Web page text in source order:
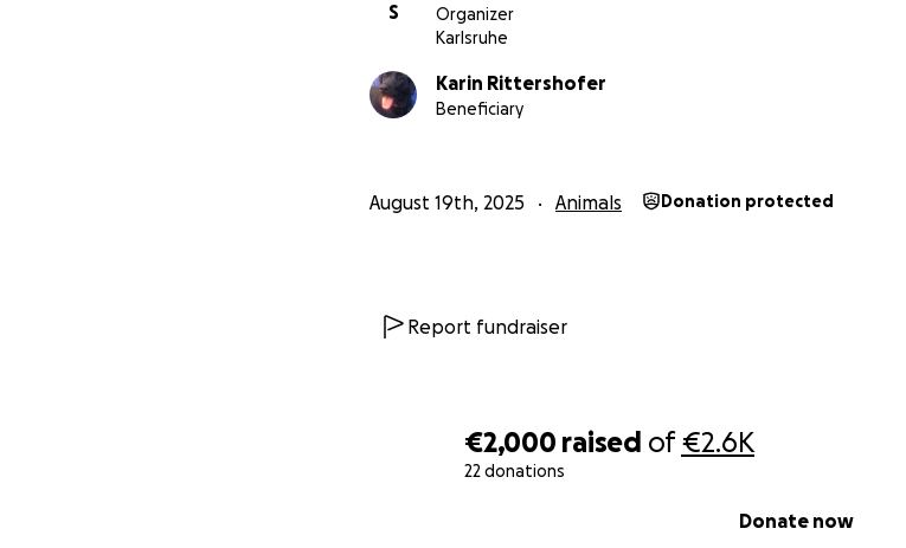
€2,000 raised of€2.6K
22 donations
Donate now
S
Organizer
Karlsruhe
Karin Rittershofer
Beneficiary
August 19th, 2025 Animals Donation protected
Report fundraiser